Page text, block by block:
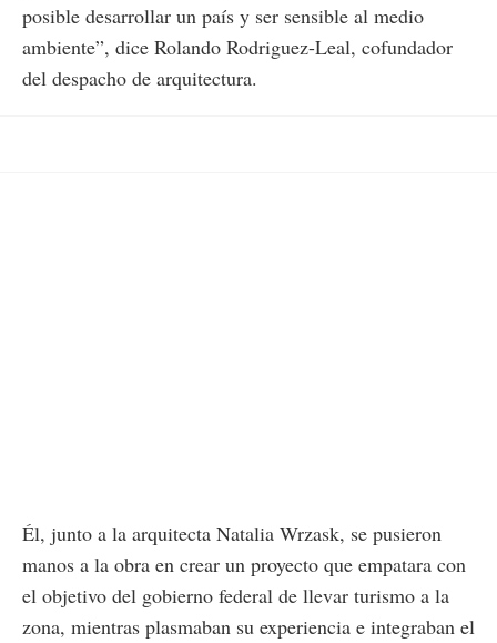
posible desarrollar un país y ser sensible al medio
ambiente”, dice Rolando Rodriguez-Leal, cofundador
del despacho de arquitectura.
Él, junto a la arquitecta Natalia Wrzask, se pusieron
manos a la obra en crear un proyecto que empatara con
el objetivo del gobierno federal de llevar turismo a la
zona, mientras plasmaban su experiencia e integraban el